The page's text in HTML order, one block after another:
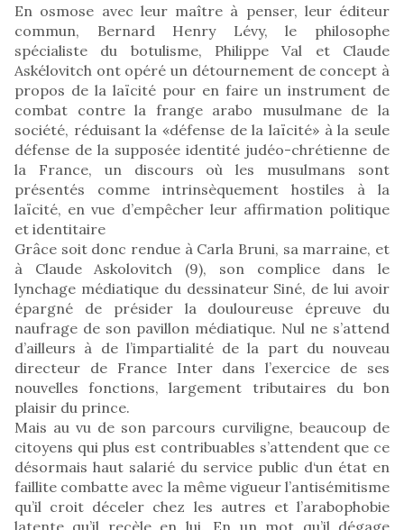
En osmose avec leur maître à penser, leur éditeur
commun, Bernard Henry Lévy, le philosophe
spécialiste du botulisme, Philippe Val et Claude
Askélovitch ont opéré un détournement de concept à
propos de la laïcité pour en faire un instrument de
combat contre la frange arabo musulmane de la
société, réduisant la «défense de la laïcité» à la seule
défense de la supposée identité judéo-chrétienne de
la France, un discours où les musulmans sont
présentés comme intrinsèquement hostiles à la
laïcité, en vue d’empêcher leur affirmation politique
et identitaire
Grâce soit donc rendue à Carla Bruni, sa marraine, et
à Claude Askolovitch (9), son complice dans le
lynchage médiatique du dessinateur Siné, de lui avoir
épargné de présider la douloureuse épreuve du
naufrage de son pavillon médiatique. Nul ne s’attend
d’ailleurs à de l’impartialité de la part du nouveau
directeur de France Inter dans l’exercice de ses
nouvelles fonctions, largement tributaires du bon
plaisir du prince.
Mais au vu de son parcours curviligne, beaucoup de
citoyens qui plus est contribuables s’attendent que ce
désormais haut salarié du service public d‘un état en
faillite combatte avec la même vigueur l’antisémitisme
qu’il croit déceler chez les autres et l’arabophobie
latente qu’il recèle en lui. En un mot qu’il dégage